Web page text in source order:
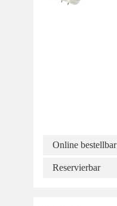
Online bestellbar
Reservierbar